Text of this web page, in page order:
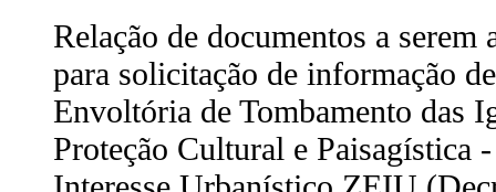
Relação de documentos a serem
para solicitação de informação
Envoltória de Tombamento das
Proteção Cultural e Paisagística